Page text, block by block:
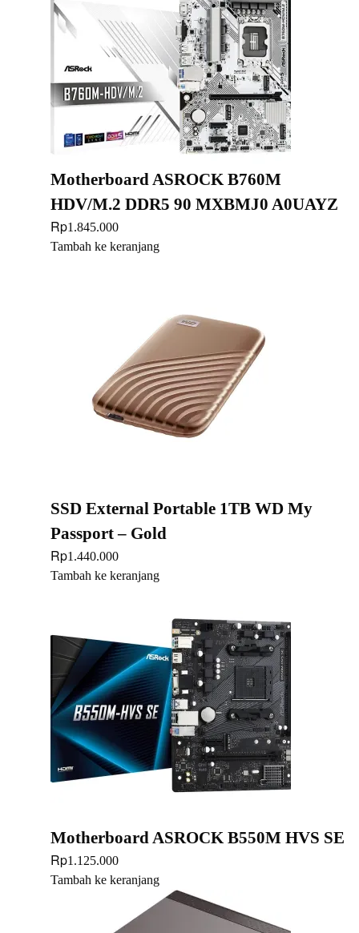
Motherboard ASROCK B760M
HDV/M.2 DDR5 90 MXBMJ0 A0UAYZ
Rp1.845.000
Tambah ke keranjang
SSD External Portable 1TB WD My
Passport – Gold
Rp1.440.000
Tambah ke keranjang
Motherboard ASROCK B550M HVS SE
Rp1.125.000
Tambah ke keranjang